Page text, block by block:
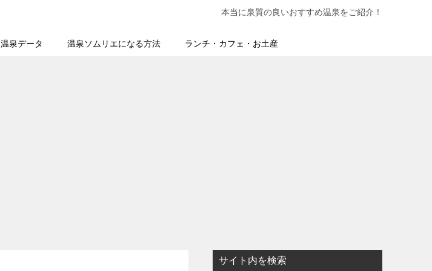
本当に泉質の良いおすすめ温泉をご紹介！
温泉データ 温泉ソムリエになる方法 ランチ・カフェ・お土産
サイト内を検索